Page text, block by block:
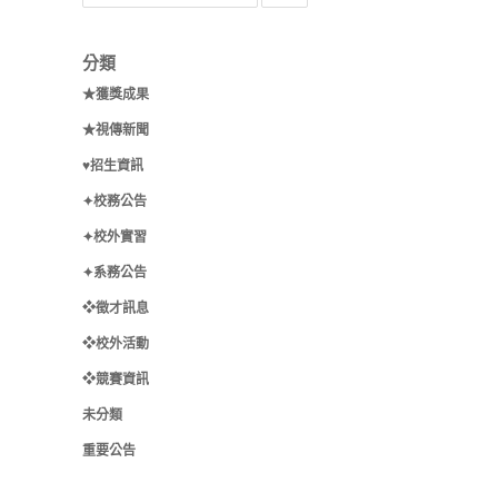
分類
★獲獎成果
★視傳新聞
♥招生資訊
✦校務公告
✦校外實習
✦系務公告
❖徵才訊息
❖校外活動
❖競賽資訊
未分類
重要公告